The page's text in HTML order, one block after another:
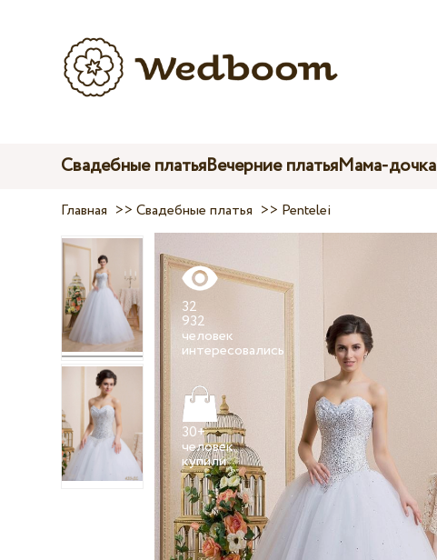
Свадебные платьяВечерние платьяМама-дочка
Главная >>Свадебные платья >> Pentelei
32
932
человек
30+
человек
купили